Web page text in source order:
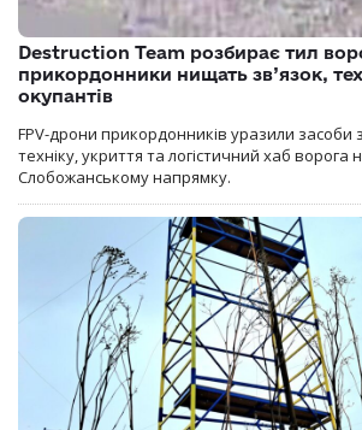
Destruction Team розбирає тил
прикордонники нищать зв’язок,
окупантів
FPV-дрони прикордонників уразили засоби
техніку, укриття та логістичний хаб ворога
Слобожанському напрямку.